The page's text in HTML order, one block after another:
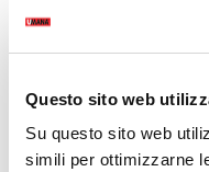
Questo sito web
Su questo sito web
simili per ottimizzarne